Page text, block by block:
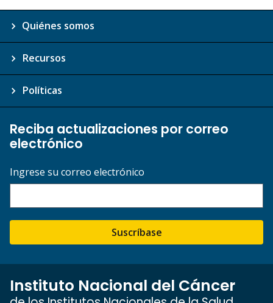
Quiénes somos
Recursos
Políticas
Reciba actualizaciones por correo
electrónico
Ingrese su correo electrónico
Suscríbase
Instituto Nacional del Cáncer